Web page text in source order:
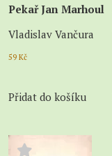
Pekař Jan Marhoul
Vladislav Vančura
59 Kč
Přidat do košíku